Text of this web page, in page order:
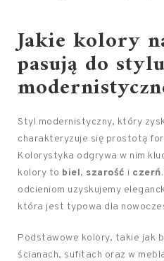
Jakie kolory
pasują do stylu
Styl modernistyczny, który
charakteryzuje się prostotą
Kolorystyka odgrywa w nim
kolory to biel, szarość i czerń
odcieniom uzyskujemy
która jest typowa dla
Podstawowe kolory, takie jak
ścianach, sufitach oraz w